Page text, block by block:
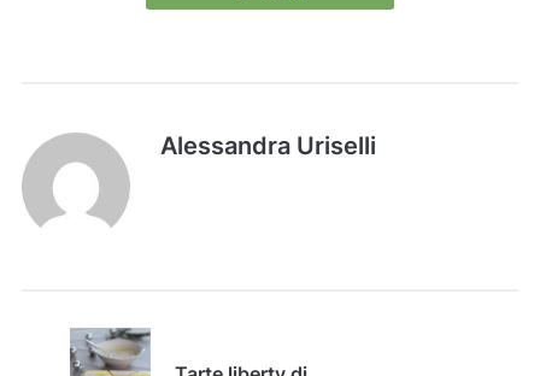
Alessandra Uriselli